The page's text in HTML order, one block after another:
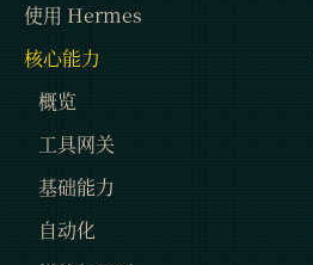
使用 Hermes
核心能力
概览
工具网关
基础能力
自动化